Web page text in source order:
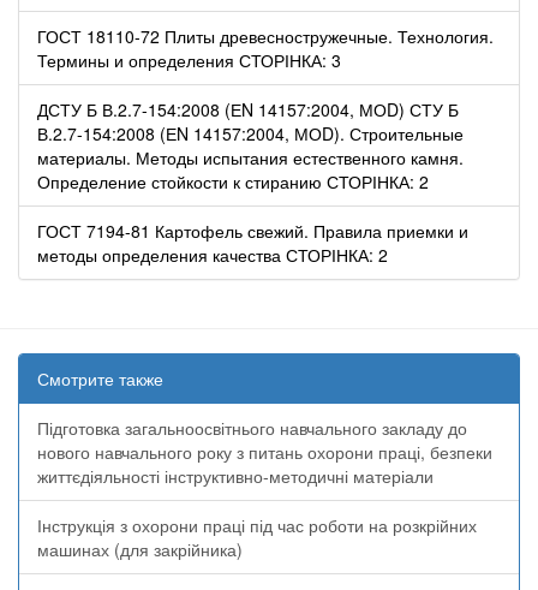
ГОСТ 18110-72 Плиты древесностружечные. Технология.
Термины и определения СТОРІНКА: 3
ДСТУ Б В.2.7-154:2008 (ЕN 14157:2004, МОD) СТУ Б
В.2.7-154:2008 (ЕN 14157:2004, МОD). Строительные
материалы. Методы испытания естественного камня.
Определение стойкости к стиранию СТОРІНКА: 2
ГОСТ 7194-81 Картофель свежий. Правила приемки и
методы определения качества СТОРІНКА: 2
Смотрите также
Підготовка загальноосвітнього навчального закладу до
нового навчального року з питань охорони праці, безпеки
життєдіяльності інструктивно-методичні матеріали
Інструкція з охорони праці під час роботи на розкрійних
машинах (для закрійника)